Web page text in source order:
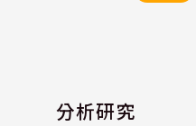
分析研究